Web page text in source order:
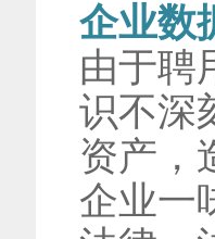
企业数
由于聘
识不深
资产，
企业一